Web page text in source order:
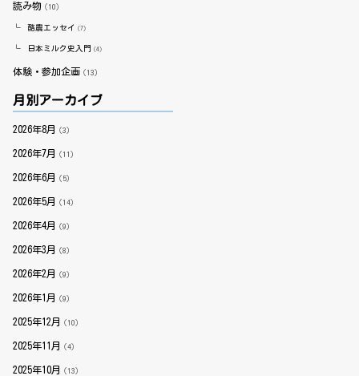
読み物（10）
酪農エッセイ （7）
日本ミルク史入門（4）
体験・参加企画（13）
月別アーカイブ
2026年8月 （3）
2026年7月 （11）
2026年6月 （5）
2026年5月 （14）
2026年4月 （9）
2026年3月 （8）
2026年2月 （9）
2026年1月 （9）
2025年12月 （10）
2025年11月 （4）
2025年10月 （13）